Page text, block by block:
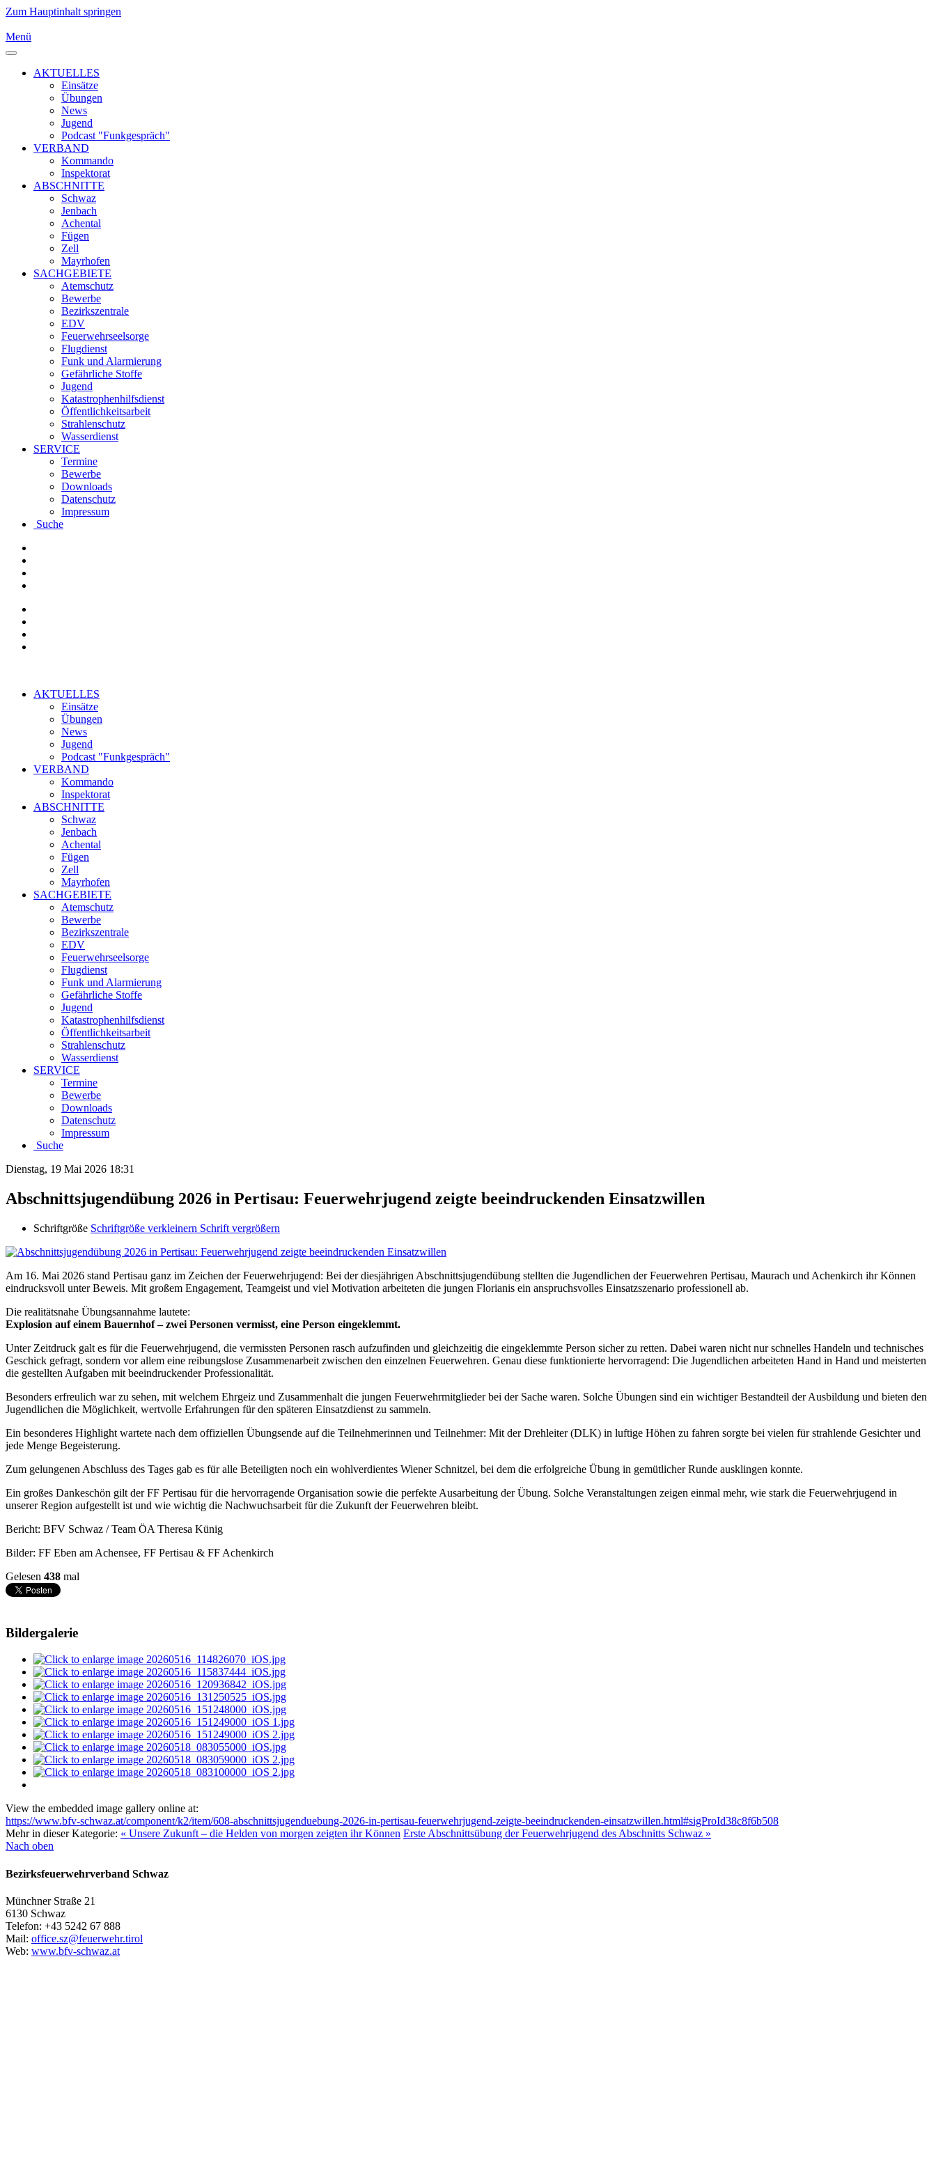
Zum Hauptinhalt springen
Menü
AKTUELLES
Einsätze
Übungen
News
Jugend
Podcast "Funkgespräch"
VERBAND
Kommando
Inspektorat
ABSCHNITTE
Schwaz
Jenbach
Achental
Fügen
Zell
Mayrhofen
SACHGEBIETE
Atemschutz
Bewerbe
Bezirkszentrale
EDV
Feuerwehrseelsorge
Flugdienst
Funk und Alarmierung
Gefährliche Stoffe
Jugend
Katastrophenhilfsdienst
Öffentlichkeitsarbeit
Strahlenschutz
Wasserdienst
SERVICE
Termine
Bewerbe
Downloads
Datenschutz
Impressum
Suche
AKTUELLES
Einsätze
Übungen
News
Jugend
Podcast "Funkgespräch"
VERBAND
Kommando
Inspektorat
ABSCHNITTE
Schwaz
Jenbach
Achental
Fügen
Zell
Mayrhofen
SACHGEBIETE
Atemschutz
Bewerbe
Bezirkszentrale
EDV
Feuerwehrseelsorge
Flugdienst
Funk und Alarmierung
Gefährliche Stoffe
Jugend
Katastrophenhilfsdienst
Öffentlichkeitsarbeit
Strahlenschutz
Wasserdienst
SERVICE
Termine
Bewerbe
Downloads
Datenschutz
Impressum
Suche
Dienstag, 19 Mai 2026 18:31
Abschnittsjugendübung 2026 in Pertisau: Feuerwehrjugend zeigte beeindruckenden Einsatzwillen
Schriftgröße Schriftgröße verkleinern Schrift vergrößern
Am 16. Mai 2026 stand Pertisau ganz im Zeichen der Feuerwehrjugend: Bei der diesjährigen Abschnittsjugendübung stellten die Jugendlichen der Feuerwehren Pertisau, Maurach und Achenkirch ihr Können
eindrucksvoll unter Beweis. Mit großem Engagement, Teamgeist und viel Motivation arbeiteten die jungen Florianis ein anspruchsvolles Einsatzszenario professionell ab.
Die realitätsnahe Übungsannahme lautete:
Explosion auf einem Bauernhof – zwei Personen vermisst, eine Person eingeklemmt.
Unter Zeitdruck galt es für die Feuerwehrjugend, die vermissten Personen rasch aufzufinden und gleichzeitig die eingeklemmte Person sicher zu retten. Dabei waren nicht nur schnelles Handeln und technisches
Geschick gefragt, sondern vor allem eine reibungslose Zusammenarbeit zwischen den einzelnen Feuerwehren. Genau diese funktionierte hervorragend: Die Jugendlichen arbeiteten Hand in Hand und meisterten
die gestellten Aufgaben mit beeindruckender Professionalität.
Besonders erfreulich war zu sehen, mit welchem Ehrgeiz und Zusammenhalt die jungen Feuerwehrmitglieder bei der Sache waren. Solche Übungen sind ein wichtiger Bestandteil der Ausbildung und bieten den
Jugendlichen die Möglichkeit, wertvolle Erfahrungen für den späteren Einsatzdienst zu sammeln.
Ein besonderes Highlight wartete nach dem offiziellen Übungsende auf die Teilnehmerinnen und Teilnehmer: Mit der Drehleiter (DLK) in luftige Höhen zu fahren sorgte bei vielen für strahlende Gesichter und
jede Menge Begeisterung.
Zum gelungenen Abschluss des Tages gab es für alle Beteiligten noch ein wohlverdientes Wiener Schnitzel, bei dem die erfolgreiche Übung in gemütlicher Runde ausklingen konnte.
Ein großes Dankeschön gilt der FF Pertisau für die hervorragende Organisation sowie die perfekte Ausarbeitung der Übung. Solche Veranstaltungen zeigen einmal mehr, wie stark die Feuerwehrjugend in
unserer Region aufgestellt ist und wie wichtig die Nachwuchsarbeit für die Zukunft der Feuerwehren bleibt.
Bericht: BFV Schwaz / Team ÖA Theresa Künig
Bilder: FF Eben am Achensee, FF Pertisau & FF Achenkirch
Gelesen 438 mal
Bildergalerie
View the embedded image gallery online at:
https://www.bfv-schwaz.at/component/k2/item/608-abschnittsjugenduebung-2026-in-pertisau-feuerwehrjugend-zeigte-beeindruckenden-einsatzwillen.html#sigProId38c8f6b508
Mehr in dieser Kategorie: « Unsere Zukunft – die Helden von morgen zeigten ihr Können Erste Abschnittsübung der Feuerwehrjugend des Abschnitts Schwaz »
Nach oben
Bezirksfeuerwehrverband Schwaz
Münchner Straße 21
6130 Schwaz
Telefon: +43 5242 67 888
Mail: office.sz@feuerwehr.tirol
Web: www.bfv-schwaz.at